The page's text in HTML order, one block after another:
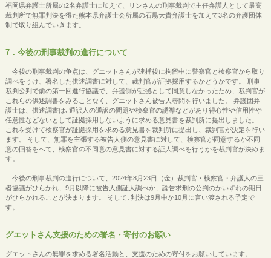
福岡県弁護士所属の2名弁護士に加えて、リンさんの刑事裁判で主任弁護人として最高
裁判所で無罪判決を得た熊本県弁護士会所属の石黒大貴弁護士を加えて3名の弁護団体
制で取り組んでいきます。
7．今後の刑事裁判の進行について
今後の刑事裁判の争点は、グエットさんが逮捕後に拘留中に警察官と検察官から取り
調べをうけ、署名した供述調書に対して、裁判官が証拠採用するかどうかです。 刑事
裁判公判で前の第一回進行協議で、弁護側が証拠として同意しなかったため、裁判官が
これらの供述調書をみることなく、グエットさん被告人尋問を行いました。 弁護団弁
護士は、供述調書は､通訳人の通訳の問題や検察官の誘導などがあり得心性や信用性や
任意性などないとして証拠採用しないように求める意見書を裁判所に提出しました。
これを受けて検察官が証拠採用を求める意見書を裁判所に提出し、裁判官が決定を行い
ます。 そして、無罪を主張する被告人側の意見書に対して、検察官が同意するか不同
意の回答をへて、検察官の不同意の意見書に対する証人調べを行うかを裁判官が決めま
す。
今後の刑事裁判の進行について、2024年8月23日（金）裁判官・検察官・弁護人の三
者協議がひらかれ、9月以降に被告人側証人調べか、論告求刑の公判のかいずれの期日
がひらかれることが決まります。 そして､判決は9月中か10月に言い渡される予定で
す。
グエットさん支援のための署名・寄付のお願い
グエットさんの無罪を求める署名活動と、支援のための寄付をお願いしています。